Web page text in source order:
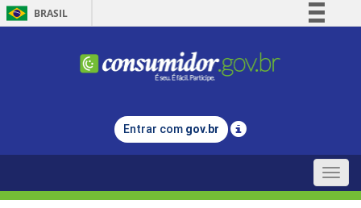
BRASIL
Comunica BR
Legislação
Entrar com gov.br
Toggle